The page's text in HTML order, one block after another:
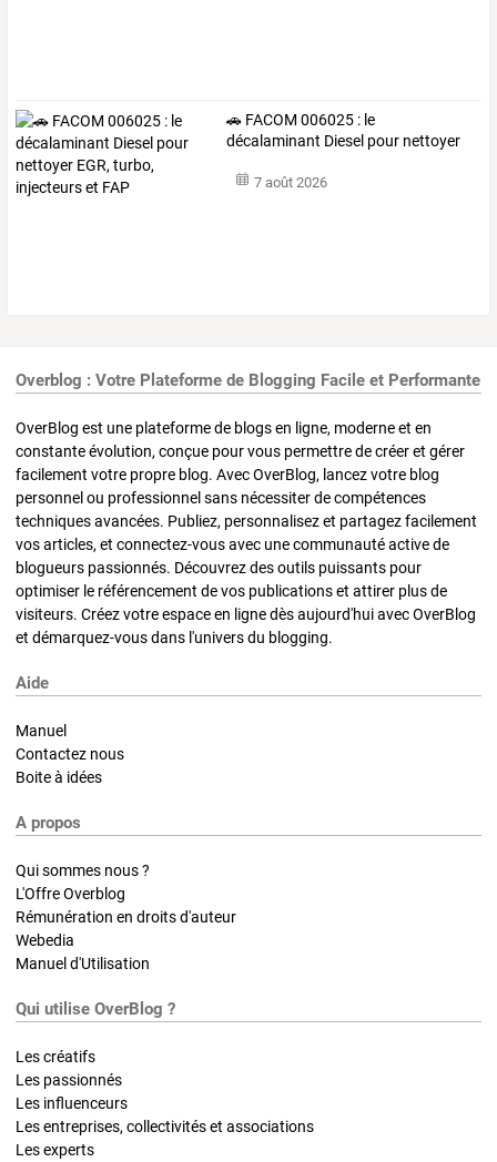
🚗 FACOM 006025 : le
décalaminant Diesel pour nettoyer
7 août 2026
Overblog : Votre Plateforme de Blogging Facile et Performante
OverBlog est une plateforme de blogs en ligne, moderne et en
constante évolution, conçue pour vous permettre de créer et gérer
facilement votre propre blog. Avec OverBlog, lancez votre blog
personnel ou professionnel sans nécessiter de compétences
techniques avancées. Publiez, personnalisez et partagez facilement
vos articles, et connectez-vous avec une communauté active de
blogueurs passionnés. Découvrez des outils puissants pour
optimiser le référencement de vos publications et attirer plus de
visiteurs. Créez votre espace en ligne dès aujourd'hui avec OverBlog
et démarquez-vous dans l'univers du blogging.
Aide
Manuel
Contactez nous
Boite à idées
A propos
Qui sommes nous ?
L'Offre Overblog
Rémunération en droits d'auteur
Webedia
Manuel d'Utilisation
Qui utilise OverBlog ?
Les créatifs
Les passionnés
Les influenceurs
Les entreprises, collectivités et associations
Les experts